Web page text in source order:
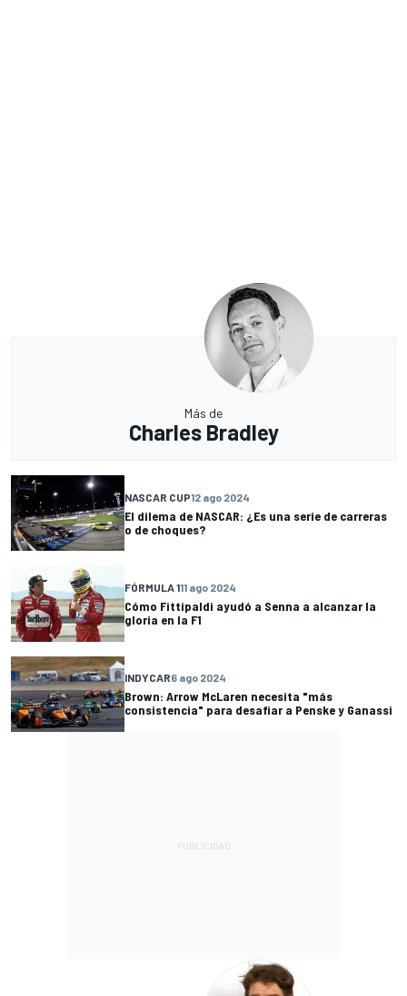
Más de
Charles Bradley
NASCAR CUP12 ago 2024
El dilema de NASCAR: ¿Es una serie de carreras
o de choques?
FÓRMULA 111 ago 2024
Cómo Fittipaldi ayudó a Senna a alcanzar la
gloria en la F1
INDYCAR6 ago 2024
Brown: Arrow McLaren necesita "más
consistencia" para desafiar a Penske y Ganassi